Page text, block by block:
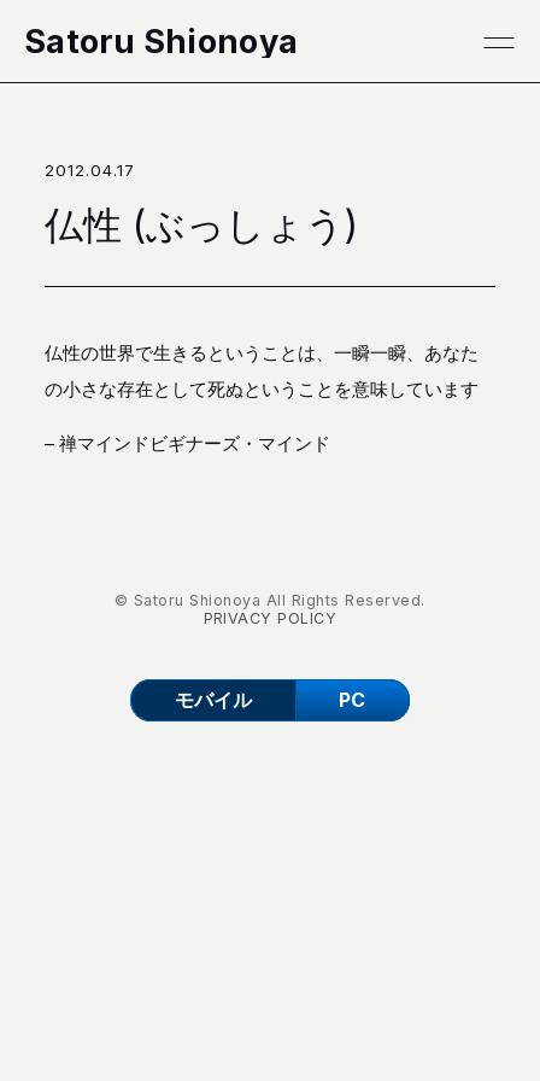
Satoru Shionoya
2012.04.17
仏性 (ぶっしょう)
仏性の世界で生きるということは、一瞬一瞬、あなた
の小さな存在として死ぬということを意味しています
– 禅マインドビギナーズ・マインド
© Satoru Shionoya All Rights Reserved.
PRIVACY POLICY
モバイル PC